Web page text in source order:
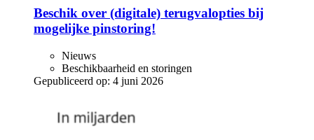
Beschik over (digitale) terugvalopties bij
mogelijke pinstoring!
Nieuws
Beschikbaarheid en storingen
Gepubliceerd op: 4 juni 2026